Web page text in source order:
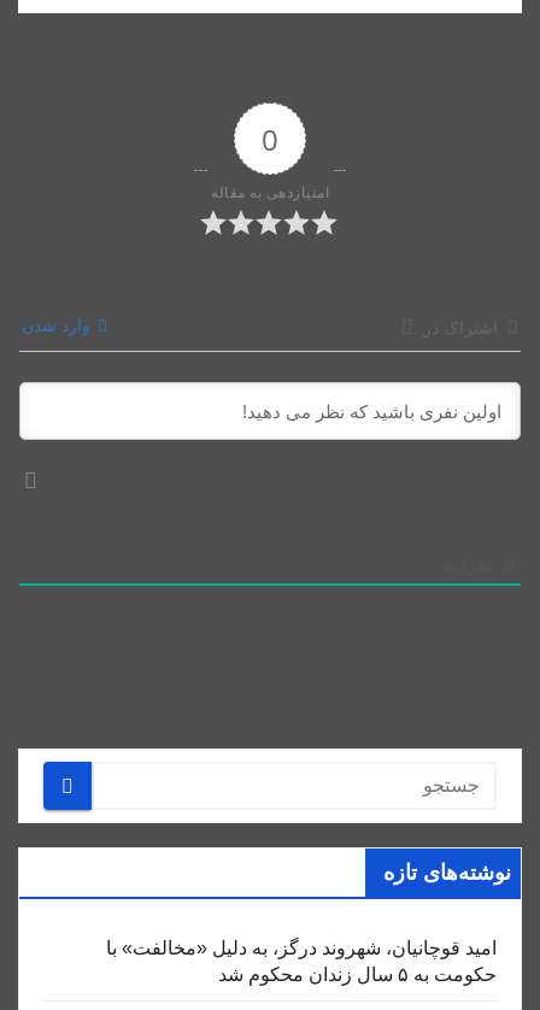
0
امتیازدهی به مقاله
وارد شدن
نوشته‌های تازه
امید قوچانیان، شهروند درگز، به دلیل «مخالفت» با
حکومت به ۵ سال زندان محکوم شد